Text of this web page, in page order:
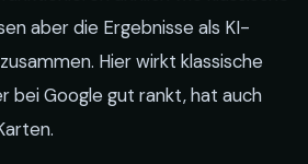
aber die Ergebnisse als KI-
Hier wirkt klassische
bei Google gut rankt, hat auch